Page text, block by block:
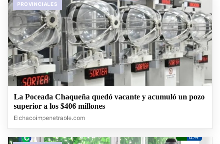
PROVINCIALES
La Poceada Chaqueña quedó vacante y acumuló un pozo
superior a los $406 millones
Elchacoimpenetrable.com